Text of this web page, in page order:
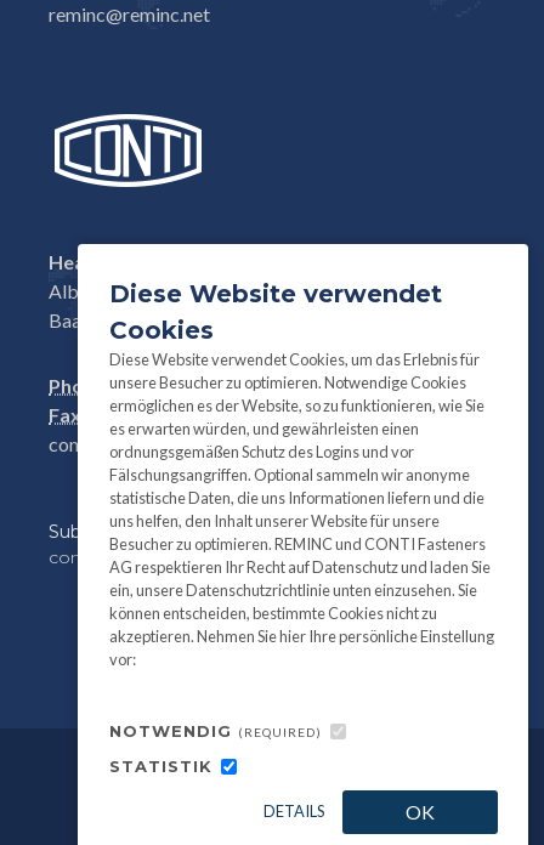
reminc@reminc.net
Headquarters:
Albisstrasse 15, CH-6340
Baar, Switzerland
Phone:+41(0)41 761 58 22
Fax:
+41(0)41 761 30 18
conti@contifasteners.ch
Subscribeto our newsletter for product and
company information:
All information and photography©2026
REMINC / CONTI Fasteners.
Diese Website verwendet
Cookies
Diese Website verwendet Cookies, um das Erlebnis für
unsere Besucher zu optimieren. Notwendige Cookies
ermöglichen es der Website, so zu funktionieren, wie Sie
es erwarten würden, und gewährleisten einen
ordnungsgemäßen Schutz des Logins und vor
Fälschungsangriffen. Optional sammeln wir anonyme
statistische Daten, die uns Informationen liefern und die
uns helfen, den Inhalt unserer Website für unsere
Besucher zu optimieren. REMINC und CONTI Fasteners
AG respektieren Ihr Recht auf Datenschutz und laden Sie
ein, unsere Datenschutzrichtlinie unten einzusehen. Sie
können entscheiden, bestimmte Cookies nicht zu
akzeptieren. Nehmen Sie hier Ihre persönliche Einstellung
vor:
NOTWENDIG (REQUIRED)
STATISTIK
DETAILS OK